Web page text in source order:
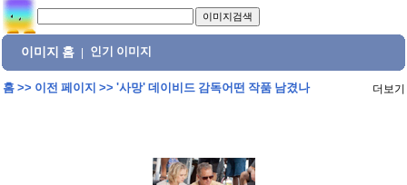
이미지 홈 인기 이미지
홈>> 이전 페이지 >> '사망' 데이비드 감독어떤 작품 남겼나 더보기